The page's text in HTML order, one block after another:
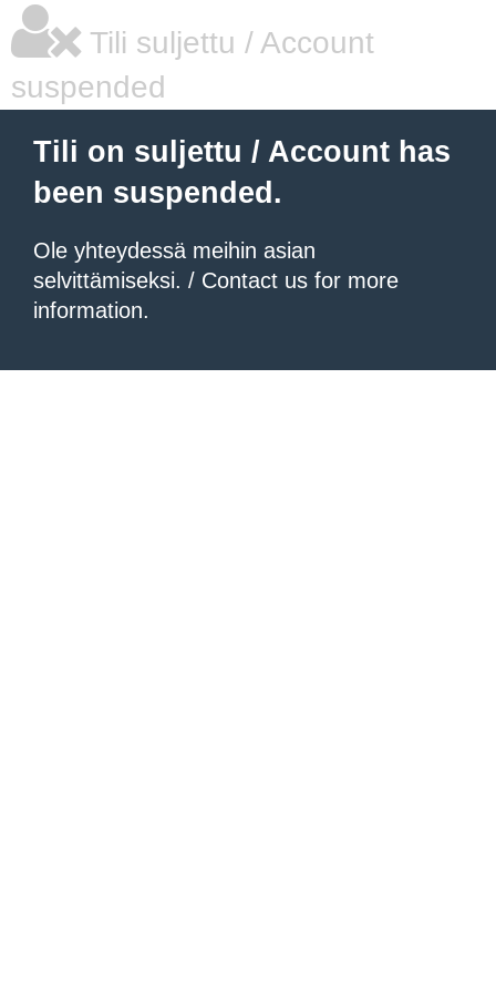
Tili suljettu / Account
suspended
Tili on suljettu / Account has
been suspended.
Ole yhteydessä meihin asian
selvittämiseksi. / Contact us for more
information.